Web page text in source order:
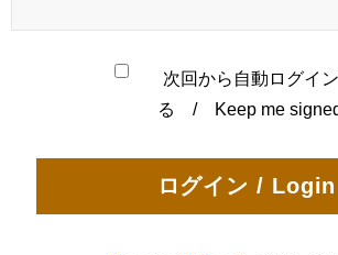
次回から自動ログイ
る / Keep me